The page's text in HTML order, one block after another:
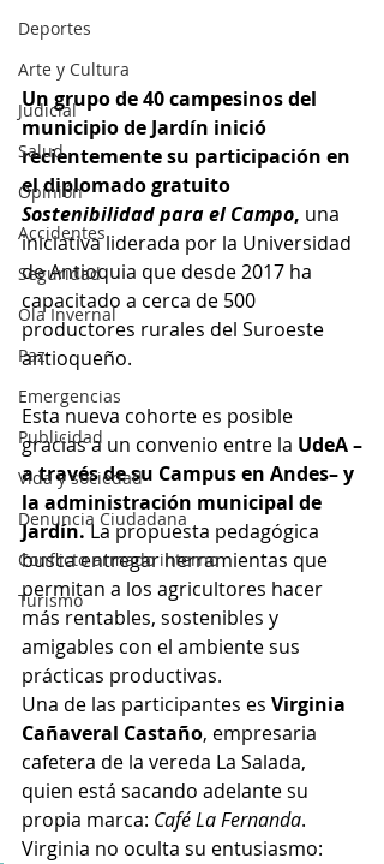
Deportes
Arte y Cultura
Judicial
Salud
Opinión
Accidentes
Seguridad
Ola Invernal
Paz
Emergencias
Publicidad
Vida y sociedad
Denuncia Ciudadana
Conflicto armado interno
Turismo
Un grupo de 40 campesinos del
municipio de Jardín inició
recientemente su participación en
el diplomado gratuito
Sostenibilidad para el Campo, una
iniciativa liderada por la Universidad
de Antioquia que desde 2017 ha
capacitado a cerca de 500
productores rurales del Suroeste
antioqueño.
Esta nueva cohorte es posible
gracias a un convenio entre la UdeA –
a través de su Campus en Andes– y
la administración municipal de
Jardín. La propuesta pedagógica
busca entregar herramientas que
permitan a los agricultores hacer
más rentables, sostenibles y
amigables con el ambiente sus
prácticas productivas.
Una de las participantes es Virginia
Cañaveral Castaño, empresaria
cafetera de la vereda La Salada,
quien está sacando adelante su
propia marca: Café La Fernanda.
Virginia no oculta su entusiasmo: